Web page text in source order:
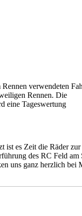
verwendeten
Rennen. Die
eine Tageswertung
es Zeit die Räder
des RC Feld
uns ganz herzlich